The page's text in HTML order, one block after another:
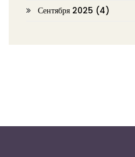
Сентября 2025 (4)